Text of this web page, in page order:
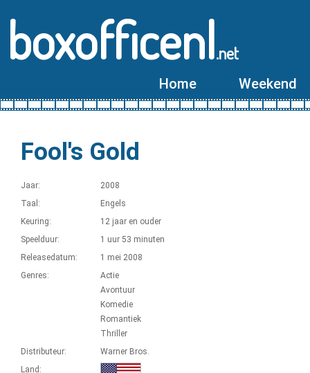
boxofficenl.net
Home Weekend
Fool's Gold
Jaar:
2008
Taal:
Engels
Keuring:
12 jaar en ouder
Speelduur:
1 uur 53 minuten
Releasedatum:
1 mei 2008
Genres:
Actie
Avontuur
Komedie
Romantiek
Thriller
Distributeur:
Warner Bros.
Land: